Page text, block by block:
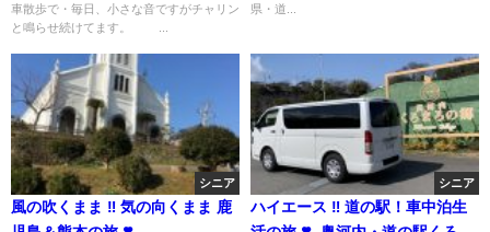
車散歩で・毎日、小さな音ですがチャリン
と鳴らせ続けてます。 ...
県・道...
シニア
風の吹くまま ‼︎ 気の向くまま 鹿
シニア
ハイエース ‼️ 道の駅！車中泊生